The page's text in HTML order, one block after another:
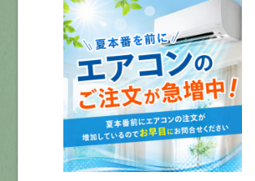
定休日 日曜・祝日
Webお問い合
LINEでお手軽